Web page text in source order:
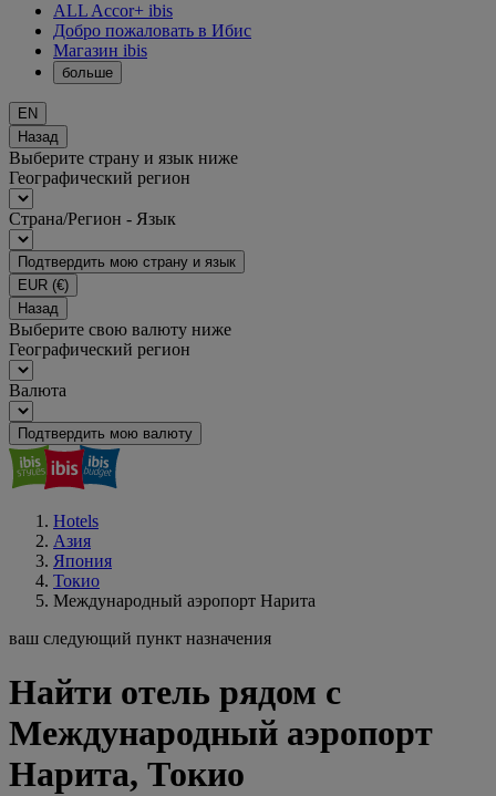
ALL Accor+ ibis
Добро пожаловать в Ибис
Магазин ibis
больше
EN
Назад
Выберите страну и язык ниже
Географический регион
Страна/Регион - Язык
Подтвердить мою страну и язык
EUR (€)
Назад
Выберите свою валюту ниже
Географический регион
Валюта
Подтвердить мою валюту
Hotels
Азия
Япония
Токио
Международный аэропорт Нарита
ваш следующий пункт назначения
Найти отель рядом с
Международный аэропорт
Нарита, Токио